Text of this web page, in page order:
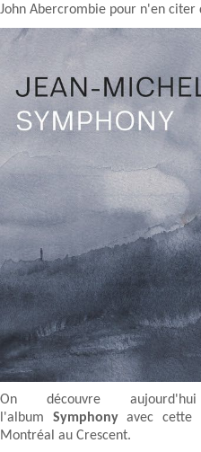
John Abercrombie pour n'en citer
On découvre
l'album Symphonyavec cette
Montréal au Crescent.